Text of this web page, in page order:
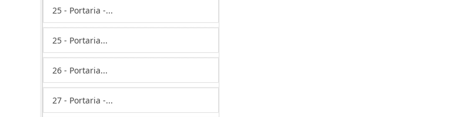
25 - Portaria -...
25 - Portaria...
26 - Portaria...
27 - Portaria -...